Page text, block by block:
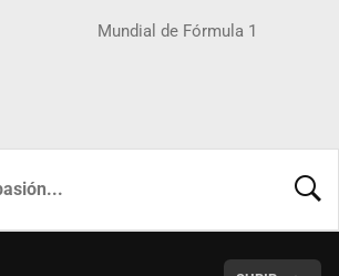
Mundial de Fórmula 1